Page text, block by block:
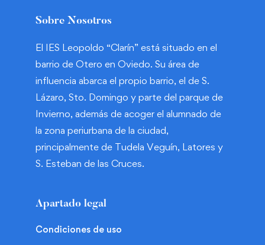
Sobre Nosotros
El IES Leopoldo “Clarín” está situado en el
barrio de Otero en Oviedo. Su área de
influencia abarca el propio barrio, el de S.
Lázaro, Sto. Domingo y parte del parque de
Invierno, además de acoger el alumnado de
la zona periurbana de la ciudad,
principalmente de Tudela Veguín, Latores y
S. Esteban de las Cruces.
Apartado legal
Condiciones de uso